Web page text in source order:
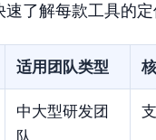
了解每款工具的定
适用团队类型
中大型研发团